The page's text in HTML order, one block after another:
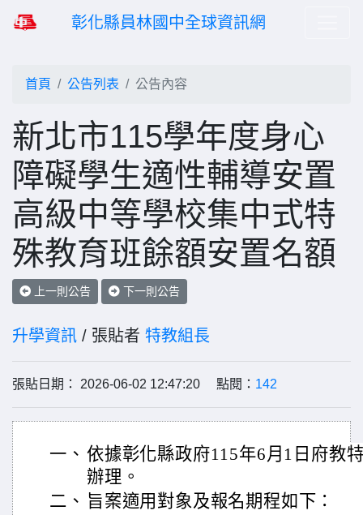
彰化縣員林國中全球資訊網
首頁 公告列表 公告內容
新北市115學年度身心
障礙學生適性輔導安置
高級中等學校集中式特
殊教育班餘額安置名額
上一則公告 下一則公告
升學資訊 / 張貼者 特教組長
張貼日期： 2026-06-02 12:47:20 點閱： 142
一、 依據彰化縣政府115年6月1日府教
辦理。
二、 旨案適用對象及報名期程如下：